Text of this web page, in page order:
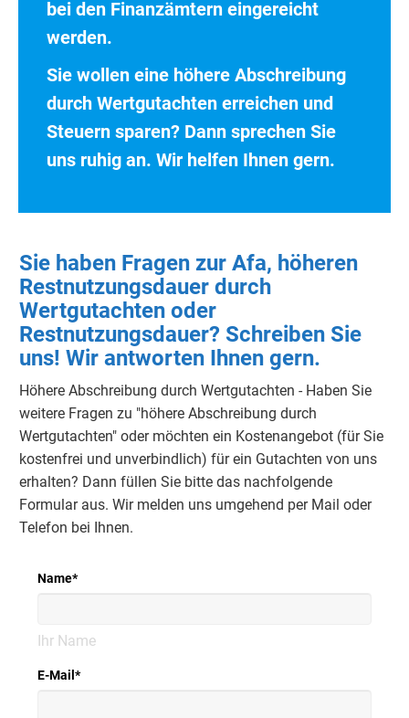
bei den Finanzämtern eingereicht
werden.
Sie wollen eine höhere Abschreibung
durch Wertgutachten erreichen und
Steuern sparen? Dann sprechen Sie
uns ruhig an. Wir helfen Ihnen gern.
Sie haben Fragen zur Afa, höheren
Restnutzungsdauer durch
Wertgutachten oder
Restnutzungsdauer? Schreiben Sie
uns! Wir antworten Ihnen gern.
Höhere Abschreibung durch Wertgutachten - Haben Sie
weitere Fragen zu "höhere Abschreibung durch
Wertgutachten" oder möchten ein Kostenangebot (für Sie
kostenfrei und unverbindlich) für ein Gutachten von uns
erhalten? Dann füllen Sie bitte das nachfolgende
Formular aus. Wir melden uns umgehend per Mail oder
Telefon bei Ihnen.
Name*
Ihr Name
E-Mail *